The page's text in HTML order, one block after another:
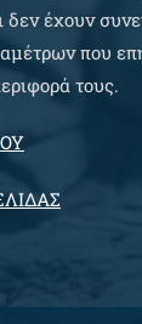
δεν έχουν
που
τους.